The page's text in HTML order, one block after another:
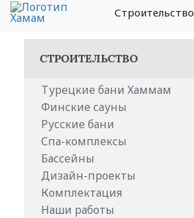
Строительство
СТРОИТЕЛЬСТВО
Турецкие бани Хаммам
Финские сауны
Русские бани
Спа-комплексы
Бассейны
Дизайн-проекты
Комплектация
Наши работы